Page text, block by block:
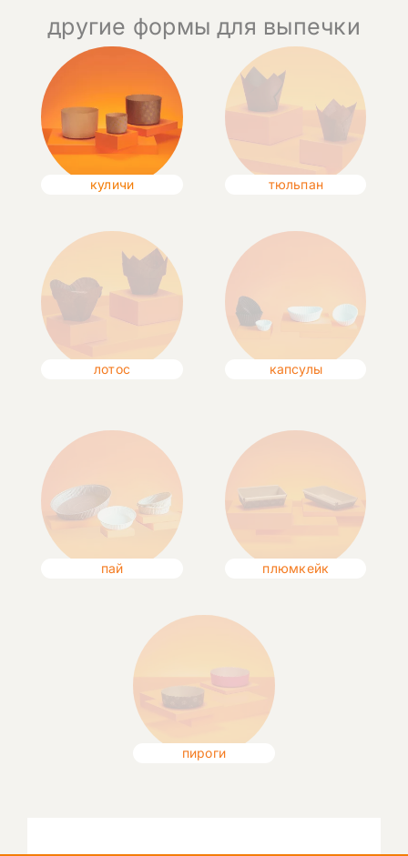
другие формы для выпечки
куличи тюльпан
лотос капсулы
пай плюмкейк
пироги